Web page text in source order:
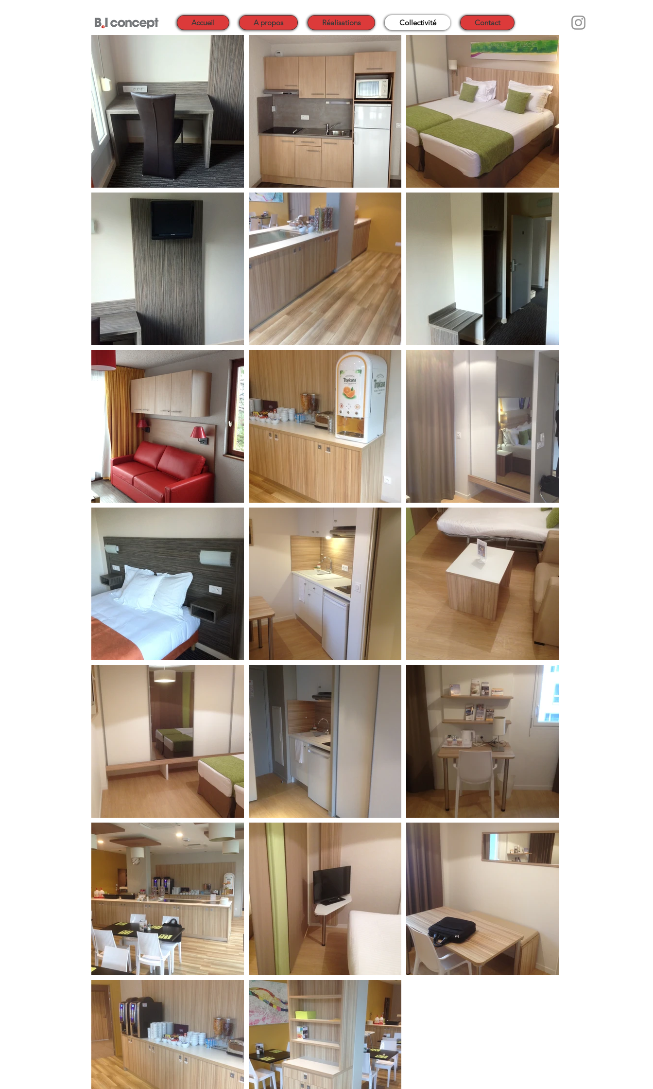
Accueil A propos Réalisations Collectivité Contact